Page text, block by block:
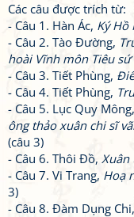
Các câu được trích từ:
- Câu 1. Hàn Ác, Ký Hồ
- Câu 2. Tào Đường,
hoài Vĩnh môn Tiêu
- Câu 3. Tiết Phùng,
- Câu 4. Tiết Phùng,
- Câu 5. Lục Quy Mông,
ông thảo xuân chi sĩ
(câu 3)
- Câu 6. Thôi Đồ,
- Câu 7. Vi Trang, Hoạ
3)
- Câu 8. Đàm Dụng Chi,